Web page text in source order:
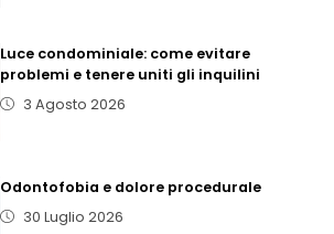
Luce condominiale: come evitare
problemi e tenere uniti gli inquilini
3 Agosto 2026
Odontofobia e dolore procedurale
30 Luglio 2026